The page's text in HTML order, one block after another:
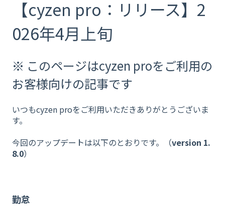
【cyzen pro：リリース】2
026年4月上旬
※ このページはcyzen proをご利用の
お客様向けの記事です
いつもcyzen proをご利用いただきありがとうございま
す。
今回のアップデートは以下のとおりです。（version 1.
8.0）
勤怠